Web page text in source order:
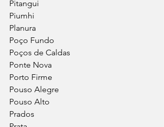
Pitangui
Piumhi
Planura
Poço Fundo
Poços de Caldas
Ponte Nova
Porto Firme
Pouso Alegre
Pouso Alto
Prados